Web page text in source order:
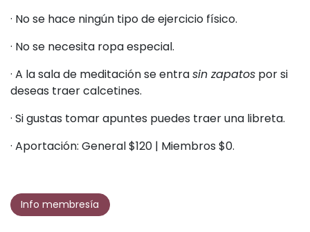
· No se hace ningún tipo de ejercicio físico.
· No se necesita ropa especial.
· A la sala de meditación se entrasin zapatos por si
deseas traer calcetines.
· Si gustas tomar apuntes puedes traer una libreta.
· Aportación: General $120 | Miembros $0.
Info membresía